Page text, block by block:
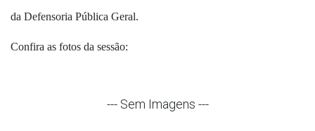
da Defensoria Pública Geral.
Confira as fotos da sessão:
--- Sem Imagens ---